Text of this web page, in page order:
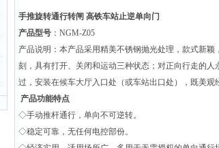
手推旋转通行转闸 高铁车站止逆单向门
产品型号 ：NGM-Z05
产品说明：本产品采用精美不锈钢抛光处理，款式新
刻，具有打开、关闭和运动三种状态；对正向行走的
过，安装在候车大厅入口处（或车站出口处），既美观
产品功能特点
◇手动推杆通行，单向不可逆转。
◇稳定可靠，无任何电控部份。